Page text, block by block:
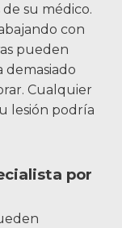
su médico.
con
pueden
demasiado
Cualquier
lesión podría
por